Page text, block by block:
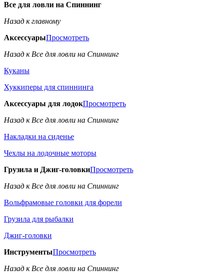
Все для ловли на Спиннинг
Назад к главному
АксессуарыПросмотреть
Назад к Все для ловли на Спиннинг
Куканы
Хуккиперы для спиннинга
Аксессуары для лодокПросмотреть
Назад к Все для ловли на Спиннинг
Накладки на сиденье
Чехлы на лодочные моторы
Грузила и Джиг-головкиПросмотреть
Назад к Все для ловли на Спиннинг
Вольфрамовые головки для форели
Грузила для рыбалки
Джиг-головки
ИнструментыПросмотреть
Назад к Все для ловли на Спиннинг